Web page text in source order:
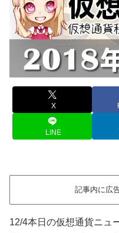
X
LINE
記事内に広
12/4本日の仮想通貨ニュ